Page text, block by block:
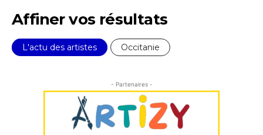
Statut / Organisation
* Champ obligatoire
Adresse email*
Nom
Prénom
Statut / Organisation
Affiner vos résultats
L'actu des artistes Occitanie
- Partenaires -